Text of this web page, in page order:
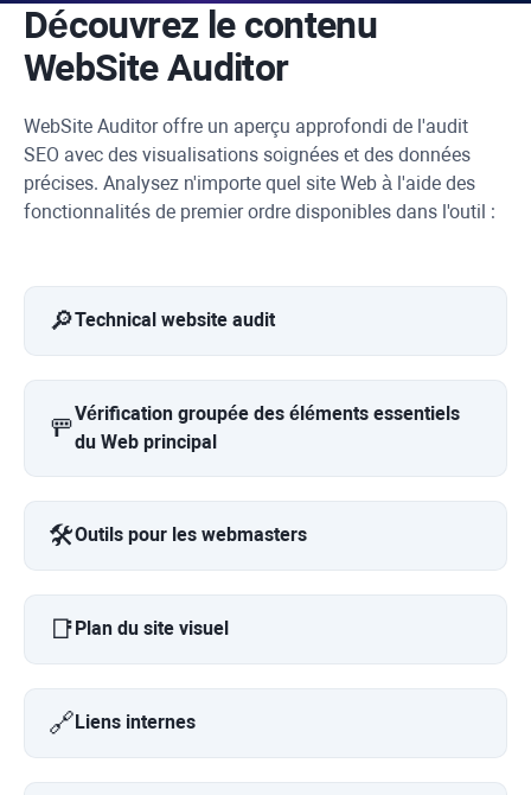
Découvrez le contenu
WebSite Auditor
WebSite Auditoroffre un aperçu approfondi de l'audit
SEO avec des visualisations soignées et des données
précises. Analysez n'importe quel site Web à l'aide des
fonctionnalités de premier ordre disponibles dans l'outil :
🔎Technical website audit
🚥Vérification groupée des éléments essentiels
du Web principal
🛠️Outils pour les webmasters
📑Plan du site visuel
🔗Liens internes